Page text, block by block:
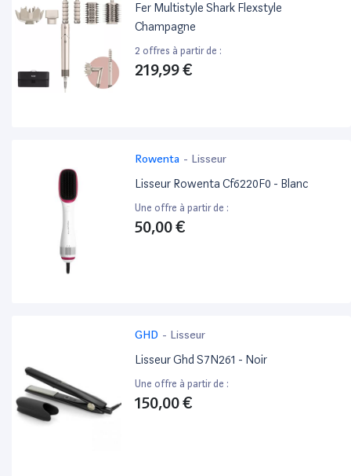
Fer Multistyle Shark Flexstyle
Champagne
2 offres à partir de :
219,99 €
Rowenta - Lisseur
Lisseur Rowenta Cf6220F0 - Blanc
Une offre à partir de :
50,00 €
GHD - Lisseur
Lisseur Ghd S7N261 - Noir
Une offre à partir de :
150,00 €